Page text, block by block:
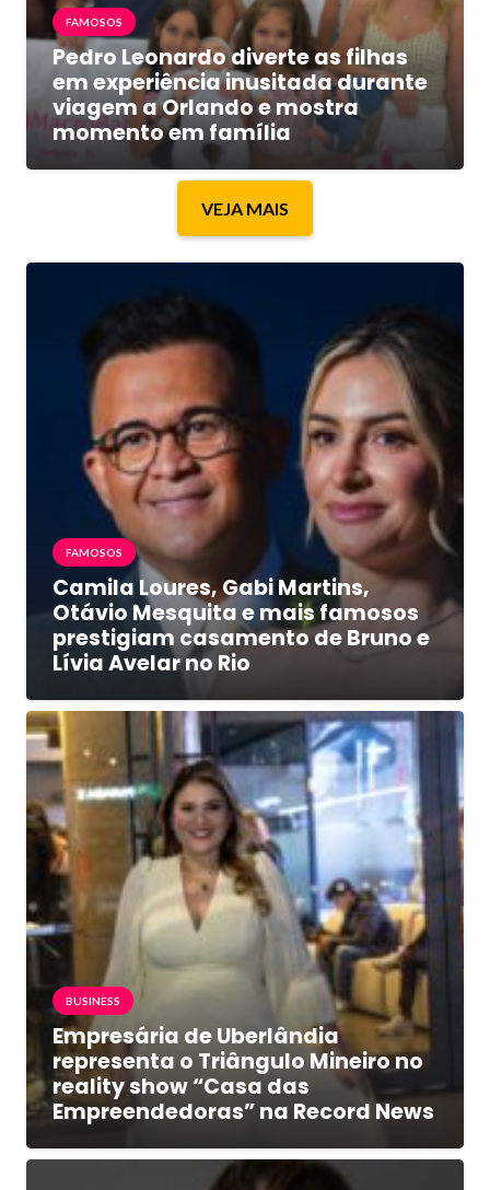
FAMOSOS
Pedro Leonardo diverte as filhas
em experiência inusitada durante
viagem a Orlando e mostra
momento em família
VEJA MAIS
FAMOSOS
Camila Loures, Gabi Martins,
Otávio Mesquita e mais famosos
prestigiam casamento de Bruno e
Lívia Avelar no Rio
BUSINESS
Empresária de Uberlândia
representa o Triângulo Mineiro no
reality show “Casa das
Empreendedoras” na Record News